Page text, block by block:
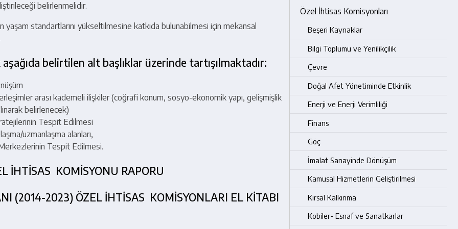
belirlenmelidir.
yaşam standartlarını yükseltilmesine katkıda bulunabilmesi için mekansal
belirtilen alt başlıklar üzerinde tartışılmaktadır:
arası kademeli ilişkiler (coğrafi konum, sosyo-ekonomik yapı, gelişmişlik
belirlenecek)
Tespit Edilmesi
uzmanlaşma alanları,
Tespit Edilmesi.
İHTİSAS KOMİSYONU RAPORU
(2014-2023) ÖZEL İHTİSAS KOMİSYONLARI EL KİTABI
Özel İhtisas Komisyonları
Beşeri Kaynaklar
Bilgi Toplumu ve Yenilikçilik
Çevre
Doğal Afet Yönetiminde Etkinlik
Enerji ve Enerji Verimliliği
Finans
Göç
İmalat Sanayinde Dönüşüm
Kamusal Hizmetlerin Geliştirilmesi
Kırsal Kalkınma
Kobiler- Esnaf ve Sanatkarlar